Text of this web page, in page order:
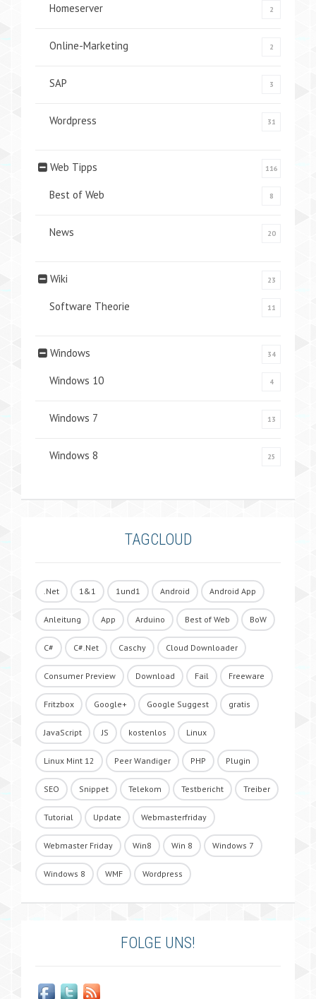
Homeserver 2
Online-Marketing 2
SAP 3
Wordpress 31
Web Tipps 116
Best of Web 8
News 20
Wiki 23
Software Theorie 11
Windows 34
Windows 10 4
Windows 7 13
Windows 8 25
TAGCLOUD
.Net 1&1 1und1 Android Android App
Anleitung App Arduino Best of Web BoW
C# C#.Net Caschy Cloud Downloader
Consumer Preview Download Fail Freeware
Fritzbox Google+ Google Suggest gratis
JavaScript JS kostenlos Linux
Linux Mint 12 Peer Wandiger PHP Plugin
SEO Snippet Telekom Testbericht Treiber
Tutorial Update Webmasterfriday
Webmaster Friday Win8 Win 8 Windows 7
Windows 8 WMF Wordpress
FOLGE UNS!